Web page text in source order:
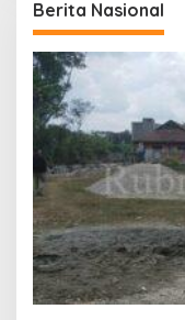
Berita Nasional